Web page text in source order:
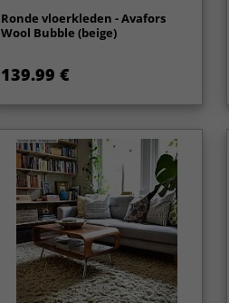
Ronde vloerkleden - Avafors
Wool Bubble (beige)
139.99 €